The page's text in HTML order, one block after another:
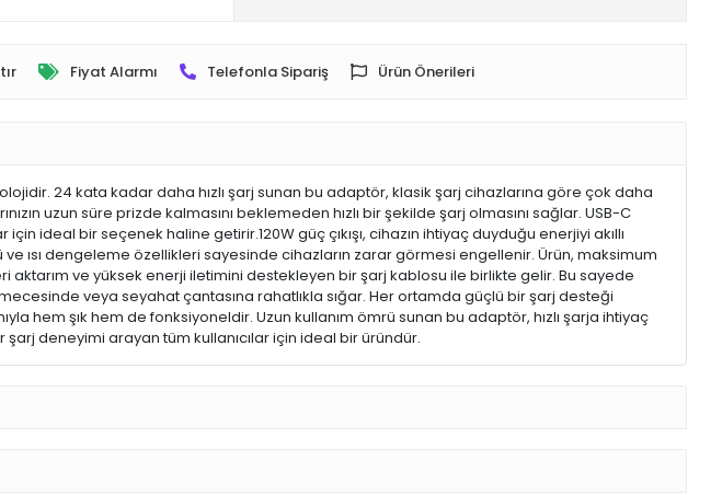
Fiyat Alarmı Telefonla Sipariş Ürün Önerileri
24 kata kadar daha hızlı şarj sunan bu adaptör, klasik şarj cihazlarına göre çok daha
uzun süre prizde kalmasını beklemeden hızlı bir şekilde şarj olmasını sağlar. USB-C
ideal bir seçenek haline getirir.120W güç çıkışı, cihazın ihtiyaç duyduğu enerjiyi akıllı
ısı dengeleme özellikleri sayesinde cihazların zarar görmesi engellenir. Ürün, maksimum
ve yüksek enerji iletimini destekleyen bir şarj kablosu ile birlikte gelir. Bu sayede
veya seyahat çantasına rahatlıkla sığar. Her ortamda güçlü bir şarj desteği
hem şık hem de fonksiyoneldir. Uzun kullanım ömrü sunan bu adaptör, hızlı şarja ihtiyaç
deneyimi arayan tüm kullanıcılar için ideal bir üründür.